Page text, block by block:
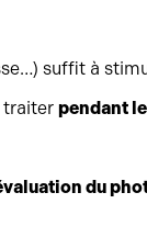
suffit à
traiter pendant
du